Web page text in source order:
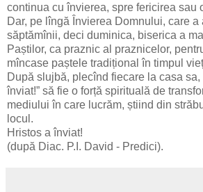
continua cu învierea, spre fericirea sau
Dar, pe lîngă Învierea Domnului, care a
săptămînii, deci duminica, biserica a
Paștilor, ca praznic al praznicelor,
mîncase paștele tradițional în timpul
După slujbă, plecînd fiecare la casa sa,
înviat!” să fie o forță spirituală de
mediului în care lucrăm, știind din
locul.
Hristos a înviat!
(după Diac. P.I. David - Predici).